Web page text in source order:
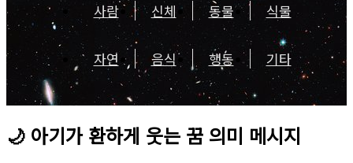
사람 신체 동물 식물
자연 음식 행동 기타
🌙 아기가 환하게 웃는 꿈 의미 메시지